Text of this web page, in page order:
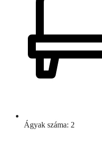
Ágyak száma: 2